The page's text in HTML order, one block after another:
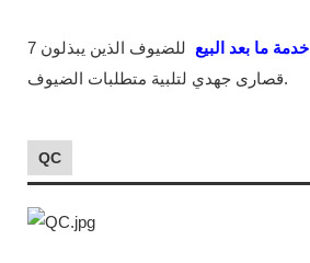
خدمة ما بعد البيع
للضيوف الذين يبذلون
قصارى جهدي لتلبية متطلبات الضيوف.
QC